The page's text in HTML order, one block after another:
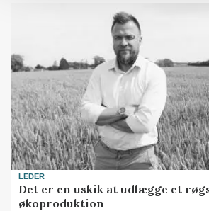
LEDER
Det er en uskik at udlægge et
økoproduktion